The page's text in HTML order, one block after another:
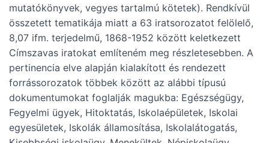
mutatókönyvek, vegyes tartalmú kötetek). Rendkívül
összetett tematikája miatt a 63 iratsorozatot felölelő,
8,07 ifm. terjedelmű, 1868-1952 között keletkezett
Címszavas iratokat említeném meg részletesebben. A
pertinencia elve alapján kialakított és rendezett
forrássorozatok többek között az alábbi típusú
dokumentumokat foglalják magukba: Egészségügy,
Fegyelmi ügyek, Hitoktatás, Iskolaépületek, Iskolai
egyesületek, Iskolák államosítása, Iskolalátogatás,